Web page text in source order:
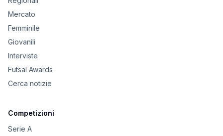
Mercato
Femminile
Giovanili
Interviste
Futsal Awards
Cerca notizie
Competizioni
Serie A